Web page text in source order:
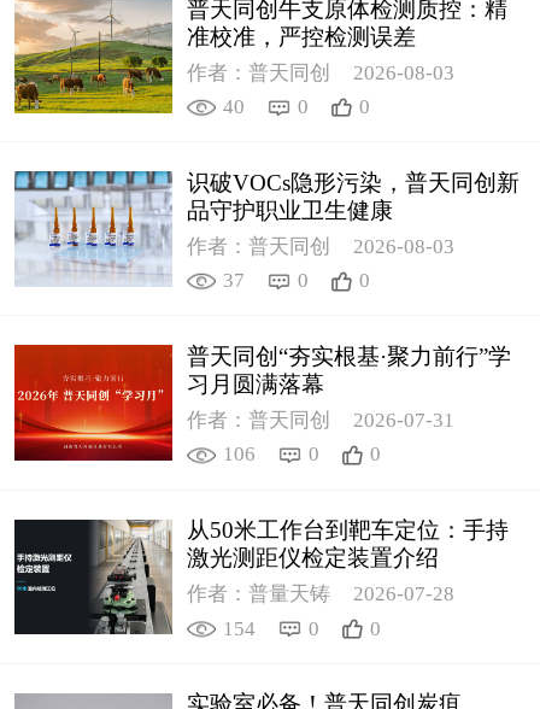
普天同创牛支原体检测质控：精
准校准，严控检测误差
作者：普天同创
2026-08-03
40
0 0
识破VOCs隐形污染，普天同创新
品守护职业卫生健康
作者：普天同创
2026-08-03
37
0 0
普天同创“夯实根基·聚力前行”学
习月圆满落幕
作者：普天同创
2026-07-31
106
0 0
从50米工作台到靶车定位：手持
激光测距仪检定装置介绍
作者：普量天铸
2026-07-28
154
0 0